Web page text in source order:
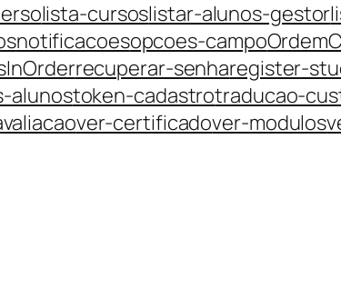
lista-cursoslistar-alunos-gestor
notificacoesopcoes-campo
recuperar-senharegister-
alunostoken-cadastrotraducao-
ver-certificadover-modulos